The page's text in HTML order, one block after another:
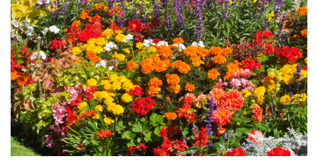
Design
Sledujte prima+
Přihlášení
Sledujte nás